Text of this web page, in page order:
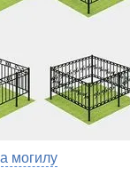
могилу